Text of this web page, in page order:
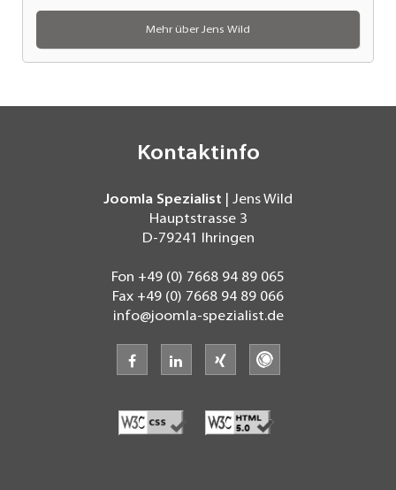
Mehr über Jens Wild
Kontaktinfo
Joomla Spezialist | Jens Wild
Hauptstrasse 3
D-79241 Ihringen
Fon +49 (0) 7668 94 89 065
Fax +49 (0) 7668 94 89 066
info@joomla-spezialist.de
facebooklinkedin xing